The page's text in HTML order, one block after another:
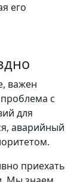
его
важен
с
для
аварийный
приехать